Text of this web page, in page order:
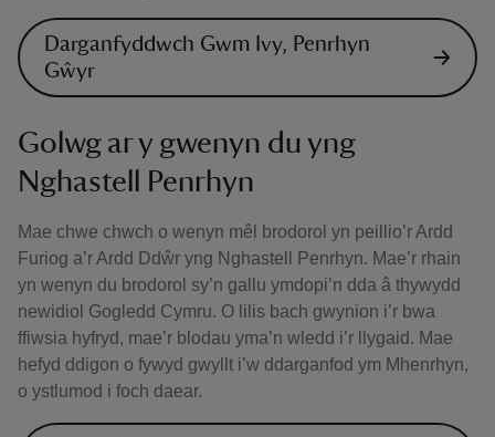
Darganfyddwch Gwm Ivy, Penrhyn
Gŵyr
Golwg ar y gwenyn du yng
Nghastell Penrhyn
Mae chwe chwch o wenyn mêl brodorol yn peillio’r Ardd
Furiog a’r Ardd Ddŵr yng Nghastell Penrhyn. Mae’r rhain
yn wenyn du brodorol sy’n gallu ymdopi’n dda â thywydd
newidiol Gogledd Cymru. O lilis bach gwynion i’r bwa
ffiwsia hyfryd, mae’r blodau yma’n wledd i’r llygaid. Mae
hefyd ddigon o fywyd gwyllt i’w ddarganfod ym Mhenrhyn,
o ystlumod i foch daear.